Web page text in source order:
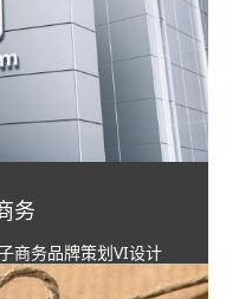
务
商务品牌策划VI设计